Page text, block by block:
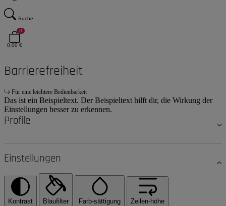
Suche
0
0,00 €
Barrierefreiheit
Für eine leichtere Bedienbarkeit
Das ist ein Beispieltext. Der Beispieltext hilft dir, die Wirkung der
Einstellungen besser zu erkennen.
Profile
Einstellungen
Kontrast Blaufilter Farb-sättigung Zeilen-höhe